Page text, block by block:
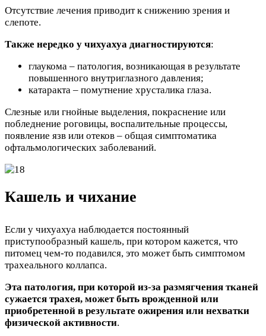
Отсутствие лечения приводит к снижению зрения и
слепоте.
Также нередко у чихуахуа диагностируются:
глаукома – патология, возникающая в результате
повышенного внутриглазного давления;
катаракта – помутнение хрусталика глаза.
Слезные или гнойные выделения, покраснение или
побледнение роговицы, воспалительные процессы,
появление язв или отеков – общая симптоматика
офтальмологических заболеваний.
Кашель и чихание
Если у чихуахуа наблюдается постоянный
приступообразный кашель, при котором кажется, что
питомец чем-то подавился, это может быть симптомом
трахеального коллапса.
Эта патология, при которой из-за размягчения тканей
сужается трахея, может быть врожденной или
приобретенной в результате ожирения или нехватки
физической активности.